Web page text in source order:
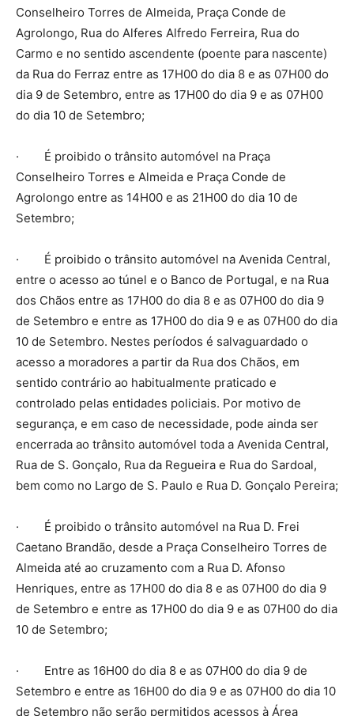
Conselheiro Torres de Almeida, Praça Conde de
Agrolongo, Rua do Alferes Alfredo Ferreira, Rua do
Carmo e no sentido ascendente (poente para nascente)
da Rua do Ferraz entre as 17H00 do dia 8 e as 07H00 do
dia 9 de Setembro, entre as 17H00 do dia 9 e as 07H00
do dia 10 de Setembro;
· É proibido o trânsito automóvel na Praça
Conselheiro Torres e Almeida e Praça Conde de
Agrolongo entre as 14H00 e as 21H00 do dia 10 de
Setembro;
· É proibido o trânsito automóvel na Avenida Central,
entre o acesso ao túnel e o Banco de Portugal, e na Rua
dos Chãos entre as 17H00 do dia 8 e as 07H00 do dia 9
de Setembro e entre as 17H00 do dia 9 e as 07H00 do dia
10 de Setembro. Nestes períodos é salvaguardado o
acesso a moradores a partir da Rua dos Chãos, em
sentido contrário ao habitualmente praticado e
controlado pelas entidades policiais. Por motivo de
segurança, e em caso de necessidade, pode ainda ser
encerrada ao trânsito automóvel toda a Avenida Central,
Rua de S. Gonçalo, Rua da Regueira e Rua do Sardoal,
bem como no Largo de S. Paulo e Rua D. Gonçalo Pereira;
· É proibido o trânsito automóvel na Rua D. Frei
Caetano Brandão, desde a Praça Conselheiro Torres de
Almeida até ao cruzamento com a Rua D. Afonso
Henriques, entre as 17H00 do dia 8 e as 07H00 do dia 9
de Setembro e entre as 17H00 do dia 9 e as 07H00 do dia
10 de Setembro;
· Entre as 16H00 do dia 8 e as 07H00 do dia 9 de
Setembro e entre as 16H00 do dia 9 e as 07H00 do dia 10
de Setembro não serão permitidos acessos à Área